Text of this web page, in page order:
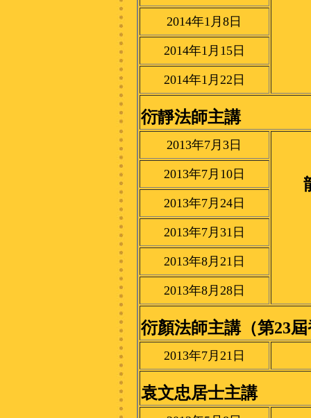
2014年1月8日
2014年1月15日
2014年1月22日
衍靜法師主講
2013年7月3日
2013年7月10日
2013年7月24日
2013年7月31日
2013年8月21日
2013年8月28日
衍顏法師主講（第23
2013年7月21日
袁文忠居士主講